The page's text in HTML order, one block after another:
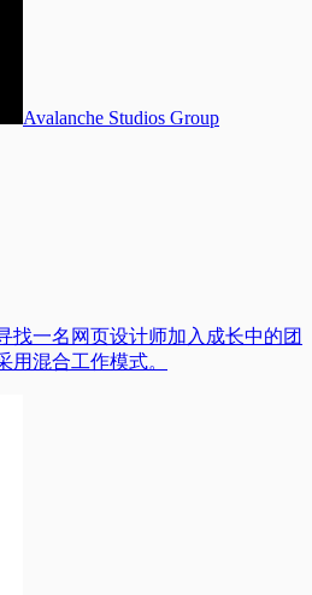
Avalanche Studios Group
找一名网页设计师加入成长中的团
用混合工作模式。